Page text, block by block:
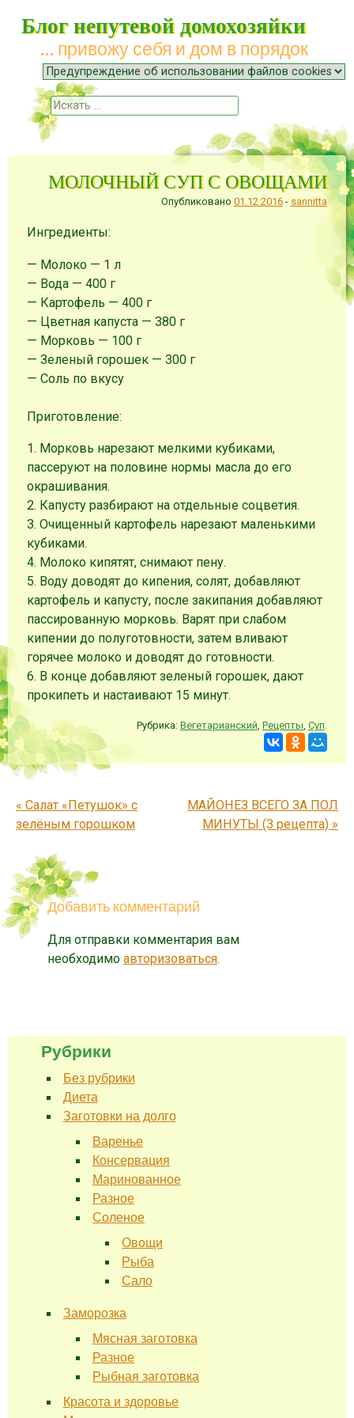
Блог непутевой домохозяйки
… привожу себя и дом в порядок
Меню
Наверх
Поиск
МОЛОЧНЫЙ СУП С ОВОЩАМИ
Опубликовано 01.12.2016- sannitta
Ингредиенты:
— Молоко — 1 л
— Вода — 400 г
— Картофель — 400 г
— Цветная капуста — 380 г
— Морковь — 100 г
— Зеленый горошек — 300 г
— Соль по вкусу
Приготовление:
1. Морковь нарезают мелкими кубиками,
пассеруют на половине нормы масла до его
окрашивания.
2. Капусту разбирают на отдельные соцветия.
3. Очищенный картофель нарезают маленькими
кубиками.
4. Молоко кипятят, снимают пену.
5. Воду доводят до кипения, солят, добавляют
картофель и капусту, после закипания добавляют
пассированную морковь. Варят при слабом
кипении до полуготовности, затем вливают
горячее молоко и доводят до готовности.
6. В конце добавляют зеленый горошек, дают
прокипеть и настаивают 15 минут.
Рубрика: Вегетарианский Рецепты Суп
Запись навигация
« Салат «Петушок» с
зелёным горошком
МАЙОНЕЗ ВСЕГО ЗА ПОЛ
МИНУТЫ (3 рецепта) »
Добавить комментарий
Для отправки комментария вам
необходимо авторизоваться.
Рубрики
Без рубрики
Диета
Заготовки на долго
Варенье
Консервация
Маринованное
Разное
Соленое
Овощи
Рыба
Сало
Заморозка
Мясная заготовка
Разное
Рыбная заготовка
Красота и здоровье